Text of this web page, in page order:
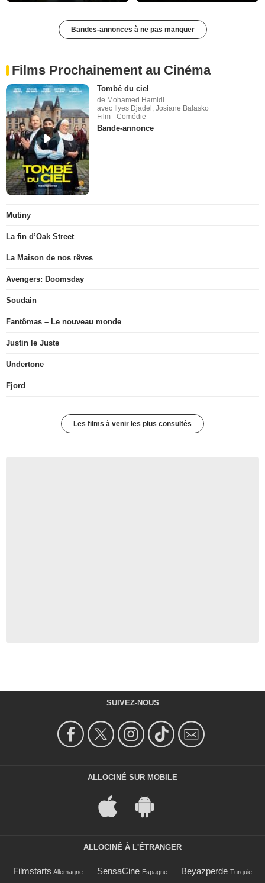
Bandes-annonces à ne pas manquer
Films Prochainement au Cinéma
Tombé du ciel
de Mohamed Hamidi
avec Ilyes Djadel, Josiane Balasko
Film - Comédie
Bande-annonce
Mutiny
La fin d’Oak Street
La Maison de nos rêves
Avengers: Doomsday
Soudain
Fantômas – Le nouveau monde
Justin le Juste
Undertone
Fjord
Les films à venir les plus consultés
SUIVEZ-NOUS
ALLOCINÉ SUR MOBILE
ALLOCINÉ À L'ÉTRANGER
Filmstarts Allemagne SensaCine Espagne Beyazperde Turquie